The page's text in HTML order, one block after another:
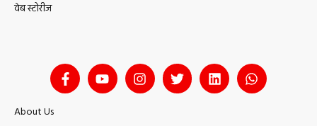
वेब स्टोरीज
About Us